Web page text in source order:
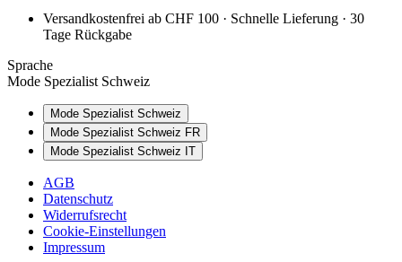
Versandkostenfrei ab CHF 100 · Schnelle Lieferung · 30
Tage Rückgabe
Sprache
Mode Spezialist Schweiz
Mode Spezialist Schweiz
Mode Spezialist Schweiz FR
Mode Spezialist Schweiz IT
AGB
Datenschutz
Widerrufsrecht
Cookie-Einstellungen
Impressum